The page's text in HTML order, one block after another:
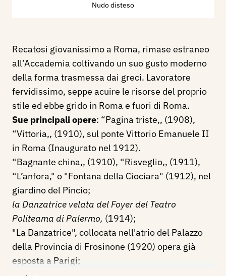
Nudo disteso
Recatosi giovanissimo a Roma, rimase estraneo
all’Accademia coltivando un suo gusto moderno
della forma trasmessa dai greci. Lavoratore
fervidissimo, seppe acuire le risorse del proprio
stile ed ebbe grido in Roma e fuori di Roma.
Sue principali opere: “Pagina triste,, (1908),
“Vittoria,, (1910), sul ponte Vittorio Emanuele II
in Roma (Inaugurato nel 1912).
“Bagnante china,, (1910), “Risveglio,, (1911),
“L’anfora," o "Fontana della Ciociara" (1912), nel
giardino del Pincio;
la Danzatrice velata del Foyer del Teatro
Politeama di Palermo, (1914);
"La Danzatrice", collocata nell'atrio del Palazzo
della Provincia di Frosinone (1920) opera già
esposta a Parigi;